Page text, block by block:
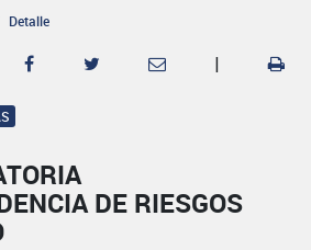
Detalle
|
DE RIESGOS